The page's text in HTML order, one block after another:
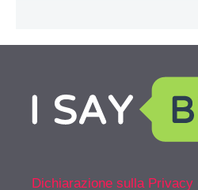
Dichiarazione sulla Privacy